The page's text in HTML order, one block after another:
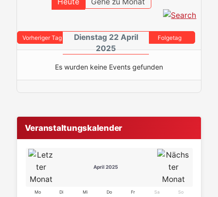
Vorheriger Tag
Dienstag 22 April
2025
Folgetag
Es wurden keine Events gefunden
Veranstaltungskalender
April 2025
Mo Di Mi Do Fr Sa So